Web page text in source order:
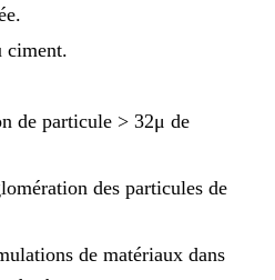
ciment.
de particule > 32μ de
des particules de
de matériaux dans